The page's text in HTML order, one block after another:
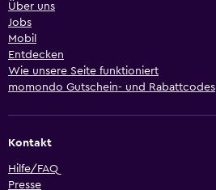
Über uns
Jobs
Mobil
Entdecken
Wie unsere Seite funktioniert
momondo Gutschein- und Rabattcodes
Kontakt
Hilfe/FAQ
Presse